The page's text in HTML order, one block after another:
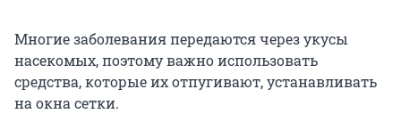
Многие заболевания передаются через укусы
насекомых, поэтому важно использовать
средства, которые их отпугивают, устанавливать
на окна сетки.